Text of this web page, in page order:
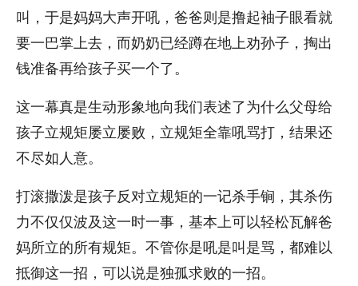
叫，于是妈妈大声开吼，爸爸则是撸起袖子眼看就
要一巴掌上去，而奶奶已经蹲在地上劝孙子，掏出
钱准备再给孩子买一个了。
这一幕真是生动形象地向我们表述了为什么父母给
孩子立规矩屡立屡败，立规矩全靠吼骂打，结果还
不尽如人意。
打滚撒泼是孩子反对立规矩的一记杀手锏，其杀伤
力不仅仅波及这一时一事，基本上可以轻松瓦解爸
妈所立的所有规矩。不管你是吼是叫是骂，都难以
抵御这一招，可以说是独孤求败的一招。